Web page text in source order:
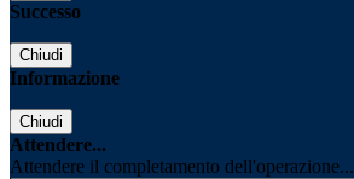
Successo
Chiudi
Informazione
Chiudi
Attendere...
Attendere il completamento dell'operazione...